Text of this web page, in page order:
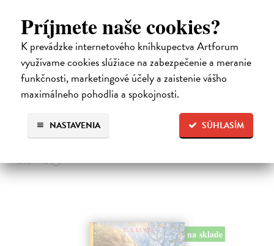
Príjmete naše cookies?
K prevádzke internetového kníhkupectva Artforum
využívame cookies slúžiace na zabezpečenie a meranie
funkčnosti, marketingové účely a zaistenie vášho
maximálneho pohodlia a spokojnosti.
SÚHLASÍM
NASTAVENIA
Alica a hmyz
Dúbravský Andrej| Kniha
Alica je zvedavá mačka, ktorá býva so zvedavým Andrejom. Obaja sú
fascinovaní ríšou hmyzu.
28,03 €
28,90 € ?
na sklade